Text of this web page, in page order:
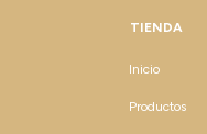
TIENDA
Inicio
Productos